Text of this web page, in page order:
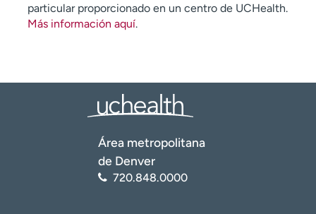
particular proporcionado en un centro de UCHealth.
Más información aquí.
Área metropolitana
de Denver
720.848.0000